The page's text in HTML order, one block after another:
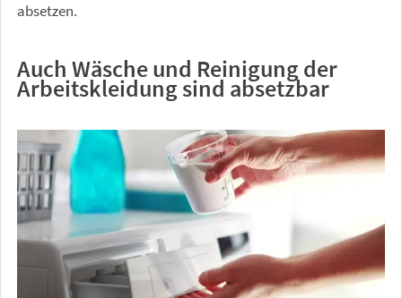
absetzen.
Auch Wäsche und Reinigung der
Arbeitskleidung sind absetzbar